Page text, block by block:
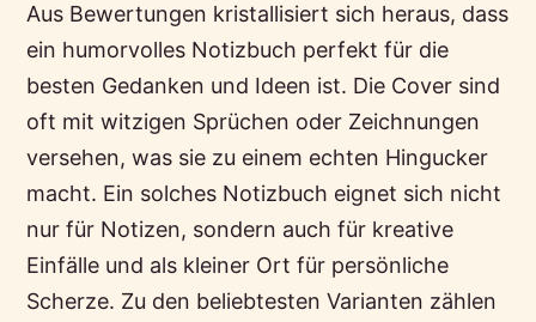
Aus Bewertungen kristallisiert sich heraus, dass
ein humorvolles Notizbuch perfekt für die
besten Gedanken und Ideen ist. Die Cover sind
oft mit witzigen Sprüchen oder Zeichnungen
versehen, was sie zu einem echten Hingucker
macht. Ein solches Notizbuch eignet sich nicht
nur für Notizen, sondern auch für kreative
Einfälle und als kleiner Ort für persönliche
Scherze. Zu den beliebtesten Varianten zählen